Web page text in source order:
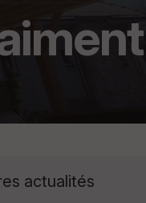
actualités